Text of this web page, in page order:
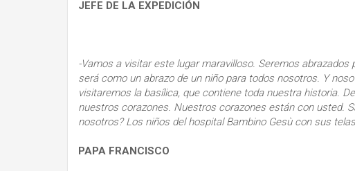
JEFE DE LA EXPEDICIÓN
-Vamos a visitar este lugar maravilloso. Seremos
será como un abrazo de un niño para todos nosotros. Y
visitaremos la basílica, que contiene toda nuestra historia.
nuestros corazones. Nuestros corazones están con usted.
nosotros? Los niños del hospital Bambino Gesù con sus
PAPA FRANCISCO